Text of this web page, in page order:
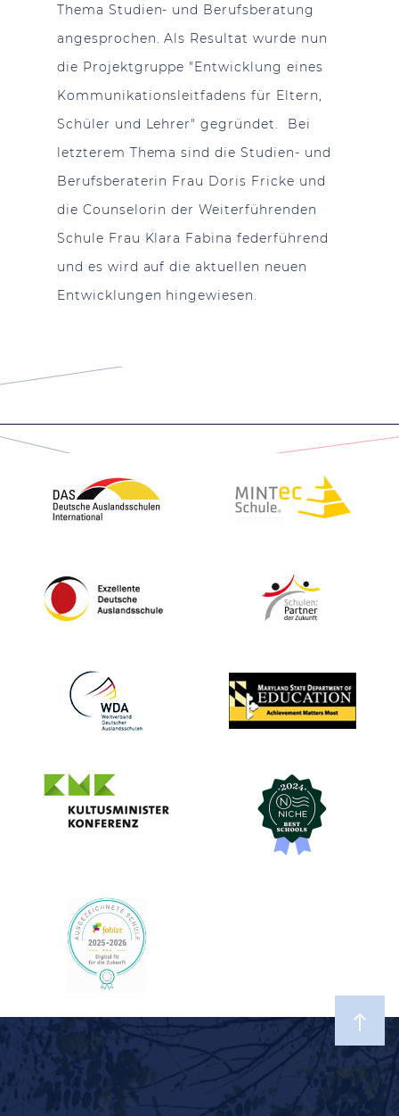
Thema Studien- und Berufsberatung
angesprochen. Als Resultat wurde nun
die Projektgruppe "Entwicklung eines
Kommunikationsleitfadens für Eltern,
Schüler und Lehrer" gegründet. Bei
letzterem Thema sind die Studien- und
Berufsberaterin Frau Doris Fricke und
die Counselorin der Weiterführenden
Schule Frau Klara Fabina federführend
und es wird auf die aktuellen neuen
Entwicklungen hingewiesen.